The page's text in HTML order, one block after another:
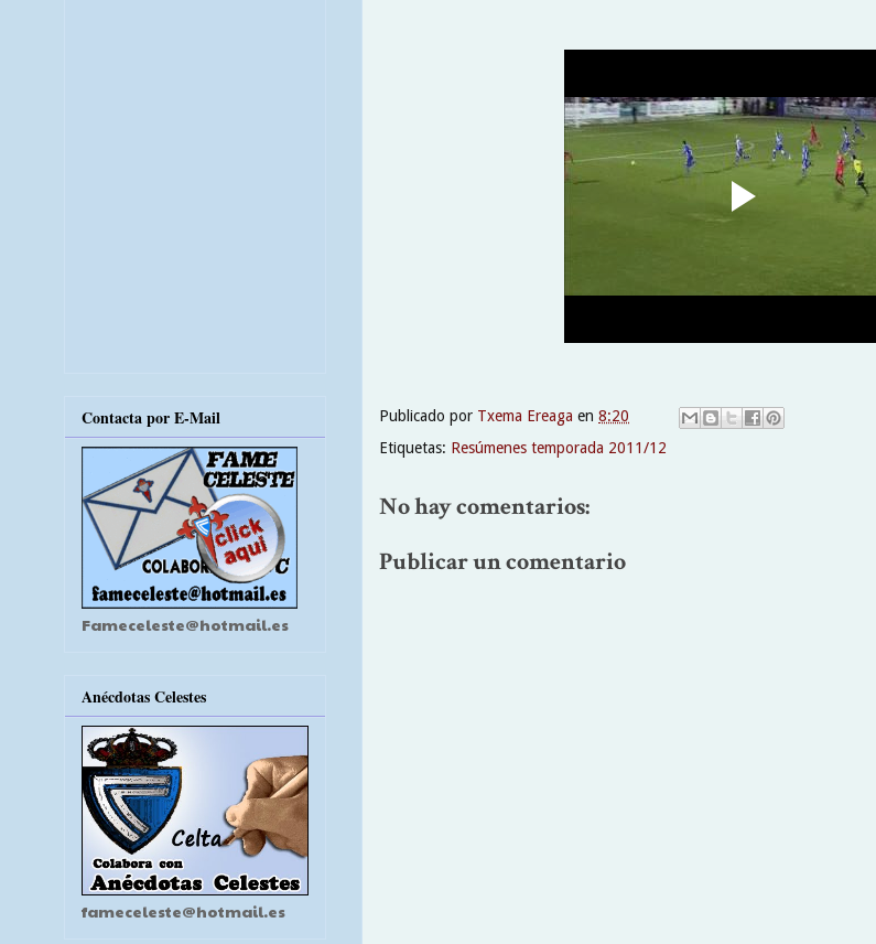
Publicado por Txema Ereaga en 8:20
Etiquetas: Resúmenes temporada 2011/12
No hay comentarios:
Publicar un comentario
Contacta por E-Mail
Fameceleste@hotmail.es
Anécdotas Celestes
fameceleste@hotmail.es